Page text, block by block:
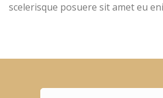
scelerisque posuere sit amet eu